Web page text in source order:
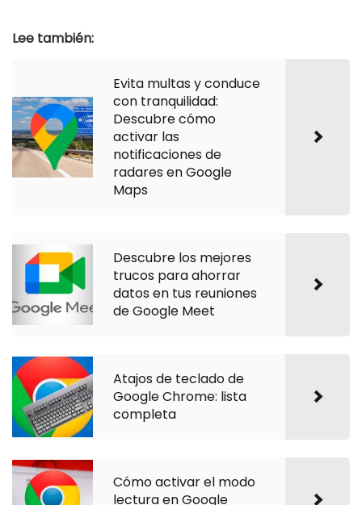
Lee también:
Evita multas y conduce
con tranquilidad:
Descubre cómo
activar las
notificaciones de
radares en Google
Maps
Descubre los mejores
trucos para ahorrar
datos en tus reuniones
de Google Meet
Atajos de teclado de
Google Chrome: lista
completa
Cómo activar el modo
lectura en Google